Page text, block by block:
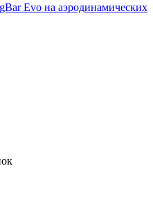
Evo на аэродинамических